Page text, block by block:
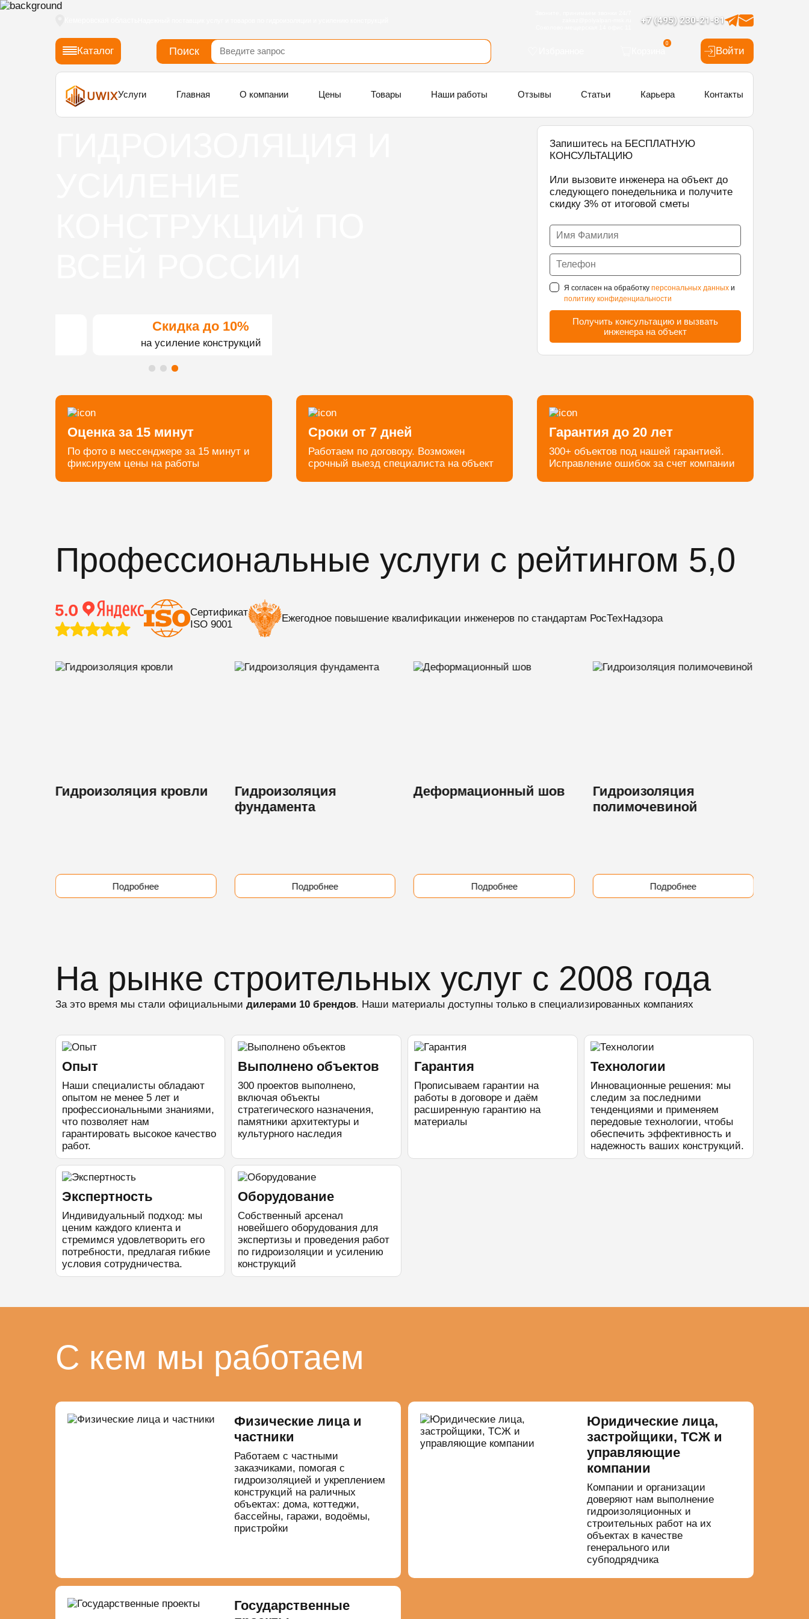
+7 (495) 230-21-81
Каталог Поиск
0
Войти
Услуги Главная О компании Цены Товары Наши работы Отзывы Статьи Карьера Контакты
Запишитесь на БЕСПЛАТНУЮ
КОНСУЛЬТАЦИЮ
Или вызовите инженера на объект до
следующего понедельника и получите
скидку 3% от итоговой сметы
Я согласен на обработкуперсональных данных и
политику конфиденциальности
Скидка до 10%
на усиление конструкций
Оценка за 15 минут
По фото в мессенджере за 15 минут и
фиксируем цены на работы
Сроки от 7 дней
Работаем по договору. Возможен
срочный выезд специалиста на объект
Гарантия до 20 лет
300+ объектов под нашей гарантией.
Исправление ошибок за счет компании
Профессиональные услуги c рейтингом 5,0
Сертификат
ISO 9001
Ежегодное повышение квалификации инженеров по стандартам РосТехНадзора
Гидроизоляция кровли
Подробнее
Гидроизоляция
фундамента
Подробнее
Деформационный шов
Подробнее
Гидроизоляция
полимочевиной
Подробнее
На рынке строительных услуг с 2008 года
За это время мы стали официальными дилерами 10 брендов. Наши материалы доступны только в специализированных компаниях
Опыт
Наши специалисты обладают
опытом не менее 5 лет и
профессиональными знаниями,
что позволяет нам
гарантировать высокое качество
работ.
Выполнено объектов
300 проектов выполнено,
включая объекты
стратегического назначения,
памятники архитектуры и
культурного наследия
Гарантия
Прописываем гарантии на
работы в договоре и даём
расширенную гарантию на
материалы
Технологии
Инновационные решения: мы
следим за последними
тенденциями и применяем
передовые технологии, чтобы
обеспечить эффективность и
надежность ваших конструкций.
Экспертность
Индивидуальный подход: мы
ценим каждого клиента и
стремимся удовлетворить его
потребности, предлагая гибкие
условия сотрудничества.
Оборудование
Собственный арсенал
новейшего оборудования для
экспертизы и проведения работ
по гидроизоляции и усилению
конструкций
С кем мы работаем
Физические лица и
частники
Работаем с частными
заказчиками, помогая с
гидроизоляцией и укреплением
конструкций на раличных
объектах: дома, коттеджи,
бассейны, гаражи, водоёмы,
пристройки
Юридические лица,
застройщики, ТСЖ и
управляющие
компании
Компании и организации
доверяют нам выполнение
гидроизоляционных и
строительных работ на их
объектах в качестве
генерального или
субподрядчика
Государственные